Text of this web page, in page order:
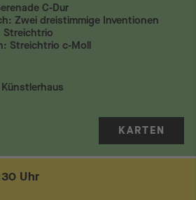
C-Dur
Zwei dreistimmige Inventionen
Streichtrio
Streichtrio c-Moll
KARTEN
Uhr